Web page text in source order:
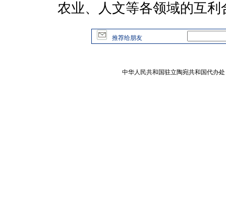
农业、人文等各领域的互
推荐给朋友
中华人民共和国驻立陶宛共和国代办处